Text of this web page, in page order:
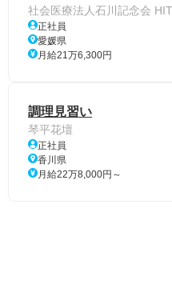
社会医療法人石川記念会
正社員
愛媛県
月給21万6,300円
調理見習い
琴平花壇
正社員
香川県
月給22万8,000円～